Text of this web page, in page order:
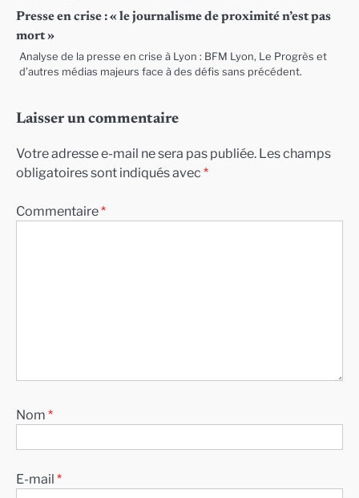
Presse en crise : « le journalisme de proximité n’est pas
mort »
Analyse de la presse en crise à Lyon : BFM Lyon, Le Progrès et
d’autres médias majeurs face à des défis sans précédent.
Laisser un commentaire
Votre adresse e-mail ne sera pas publiée. Les champs
obligatoires sont indiqués avec *
Commentaire*
Nom *
E-mail *